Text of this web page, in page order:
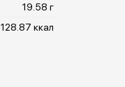
19.58 г
128.87 ккал